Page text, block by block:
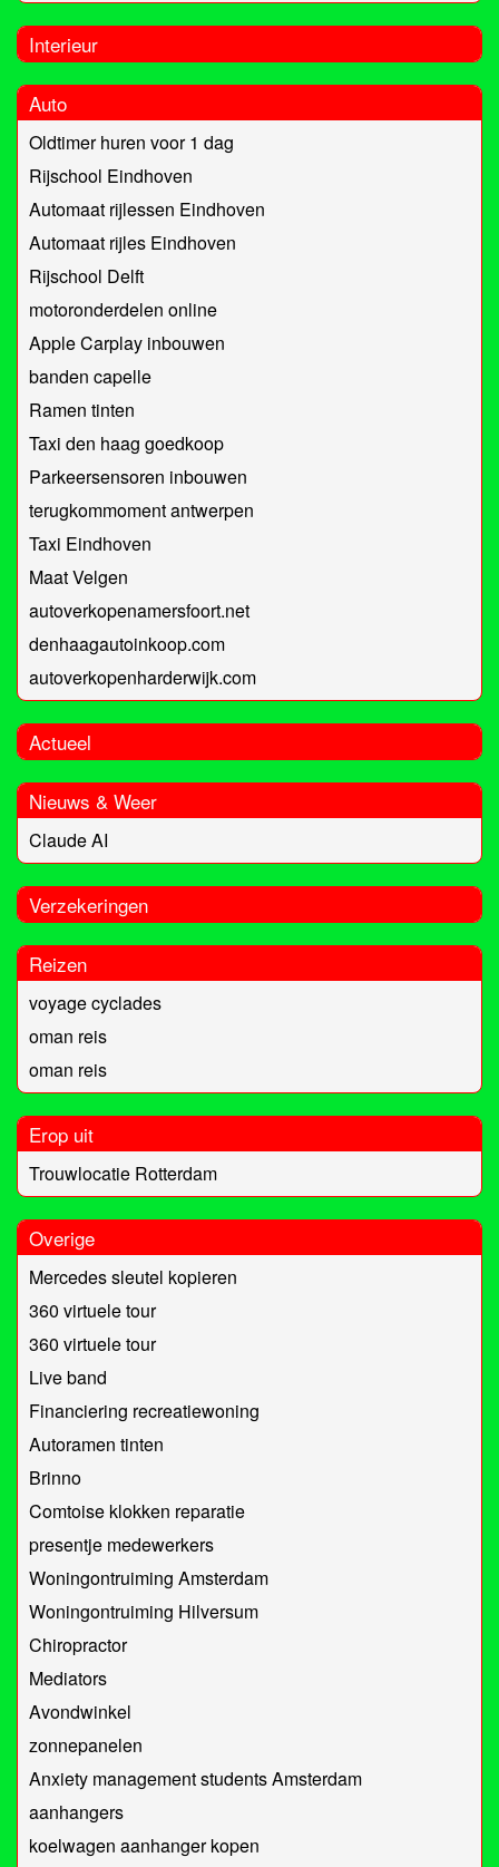
Interieur
Auto
Oldtimer huren voor 1 dag
Rijschool Eindhoven
Automaat rijlessen Eindhoven
Automaat rijles Eindhoven
Rijschool Delft
motoronderdelen online
Apple Carplay inbouwen
banden capelle
Ramen tinten
Taxi den haag goedkoop
Parkeersensoren inbouwen
terugkommoment antwerpen
Taxi Eindhoven
Maat Velgen
autoverkopenamersfoort.net
denhaagautoinkoop.com
autoverkopenharderwijk.com
Actueel
Nieuws & Weer
Claude AI
Verzekeringen
Reizen
voyage cyclades
oman reis
oman reis
Erop uit
Trouwlocatie Rotterdam
Overige
Mercedes sleutel kopieren
360 virtuele tour
360 virtuele tour
Live band
Financiering recreatiewoning
Autoramen tinten
Brinno
Comtoise klokken reparatie
presentje medewerkers
Woningontruiming Amsterdam
Woningontruiming Hilversum
Chiropractor
Mediators
Avondwinkel
zonnepanelen
Anxiety management students Amsterdam
aanhangers
koelwagen aanhanger kopen